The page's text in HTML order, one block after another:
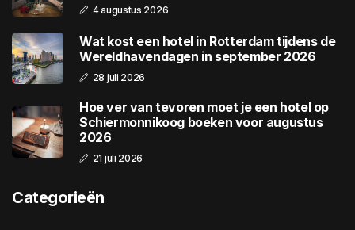
4 augustus 2026
Wat kost een hotel in Rotterdam tijdens de
Wereldhavendagen in september 2026
28 juli 2026
Hoe ver van tevoren moet je een hotel op
Schiermonnikoog boeken voor augustus
2026
21 juli 2026
Categorieën